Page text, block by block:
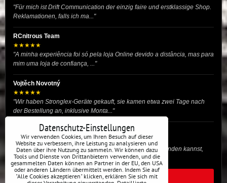
"Für mich ist Drift Communication der einzig faire und erstklassige Shop.
Reklamationen, falls ich ma..."
RCnitrous Team
★★★★★
"A minha experiência foi só pela loja Online devido a distância, mas para
mim uma loja de confiança, ..."
Vojtěch Novotný
★★★★★
"Wir haben Stronglex-Geräte gekauft, sie kamen etwa zwei Tage nach
der Bestellung an, inklusive Monta..."
josef helmich
★★★★★
"Hier gibt es viele Dinge, die du für dein Drift-Auto verwenden kannst,
egal ob Profi oder für die St..."
ALLE BEWERTUNGEN
Datenschutz-Einstellungen
Wir verwenden Cookies, um Ihren Besuch auf dieser
Website zu verbessern, ihre Leistung zu analysieren und
Daten über ihre Nutzung zu sammeln. Wir können dazu
Tools und Dienste von Drittanbietern verwenden, und die
gesammelten Daten können an Partner in der EU, den USA
oder anderen Ländern übermittelt werden. Indem Sie auf
"Alle Cookies akzeptieren" klicken, erklären Sie sich mit